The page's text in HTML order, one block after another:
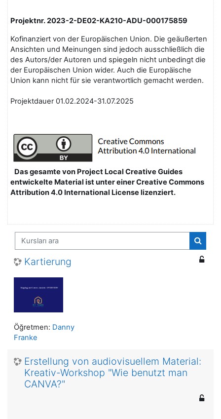
Projektnr.2023-2-DE02-KA210-ADU-000175859
Kofinanziert von der Europäischen Union. Die geäußerten
Ansichten und Meinungen sind jedoch ausschließlich die
des Autors/der Autoren und spiegeln nicht unbedingt die
der Europäischen Union wider. Auch die Europäische
Union kann nicht für sie verantwortlich gemacht werden.
Projektdauer 01.02.2024-31.07.2025
Das gesamte von Project Local Creative Guides
entwickelte Material ist unter einer Creative Commons
Attribution 4.0 International License lizenziert.
Kursları ara
Kartierung
Öğretmen: Danny
Franke
Erstellung von audiovisuellem Material:
Kreativ-Workshop "Wie benutzt man
CANVA?"